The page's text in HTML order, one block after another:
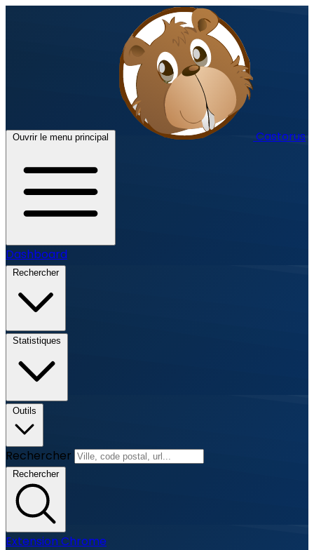
Ouvrir le menu principal Castorus
Dashboard
Rechercher
Statistiques
Outils
Rechercher
Rechercher
Extension Chrome